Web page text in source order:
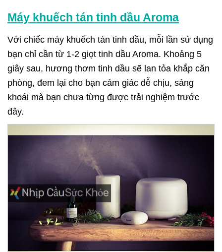
Máy khuếch tán tinh dầu Aroma
Với chiếc máy khuếch tán tinh dầu, mỗi lần sử dụng
bạn chỉ cần từ 1-2 giọt tinh dầu Aroma. Khoảng 5
giây sau, hương thơm tinh dầu sẽ lan tỏa khắp căn
phòng, đem lại cho bạn cảm giác dễ chịu, sảng
khoái mà bạn chưa từng được trải nghiệm trước
đây.